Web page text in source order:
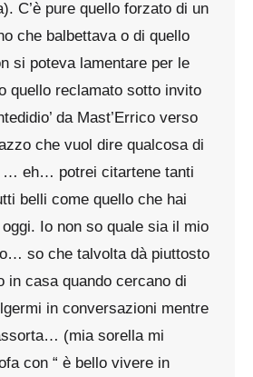
C’è pure quello forzato di un
che balbettava o di quello
si poteva lamentare per le
quello reclamato sotto invito
da Mast’Errico verso
che vuol dire qualcosa di
… eh… potrei citartene tanti
belli come quello che hai
Io non so quale sia il mio
so che talvolta dà piuttosto
in casa quando cercano di
in conversazioni mentre
(mia sorella mi
con “ è bello vivere in